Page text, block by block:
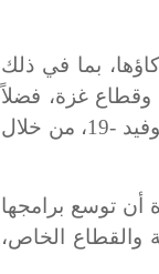
بما في ذلك
وقطاع غزة، فضلاً
عن دعم خطة السلطة الفلسطينية للاستجابة الاجتماعية والاقتصادية لكوفيد -19، من خلال
أن توسع برامجها
والقطاع الخاص،